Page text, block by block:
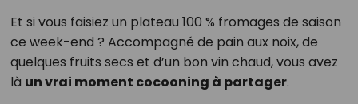
Et si vous faisiez un plateau 100 % fromages de saison
ce week-end ? Accompagné de pain aux noix, de
quelques fruits secs et d’un bon vin chaud, vous avez
là un vrai moment cocooning à partager.